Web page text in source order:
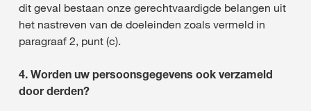
dit geval bestaan onze gerechtvaardigde belangen uit
het nastreven van de doeleinden zoals vermeld in
paragraaf 2, punt (c).
4. Worden uw persoonsgegevens ook verzameld
door derden?